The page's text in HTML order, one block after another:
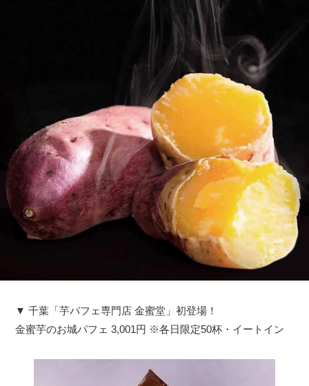
▼ 千葉「芋パフェ専門店 金蜜堂」初登場！
金蜜芋のお城パフェ 3,001円 ※各日限定50杯・イートイン